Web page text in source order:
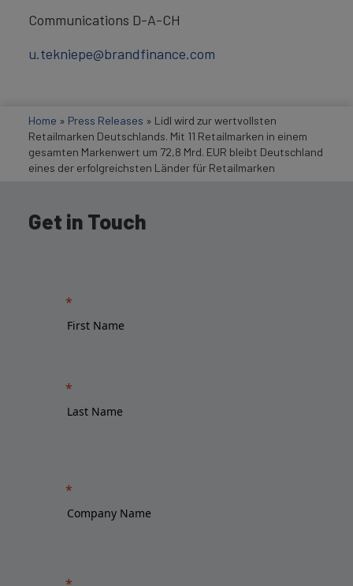
Communications D-A-CH
u.tekniepe@brandfinance.com
Home » Press Releases » Lidl wird zur wertvollsten
Retailmarken Deutschlands. Mit 11 Retailmarken in einem
gesamten Markenwert um 72,8 Mrd. EUR bleibt Deutschland
eines der erfolgreichsten Länder für Retailmarken
Get in Touch